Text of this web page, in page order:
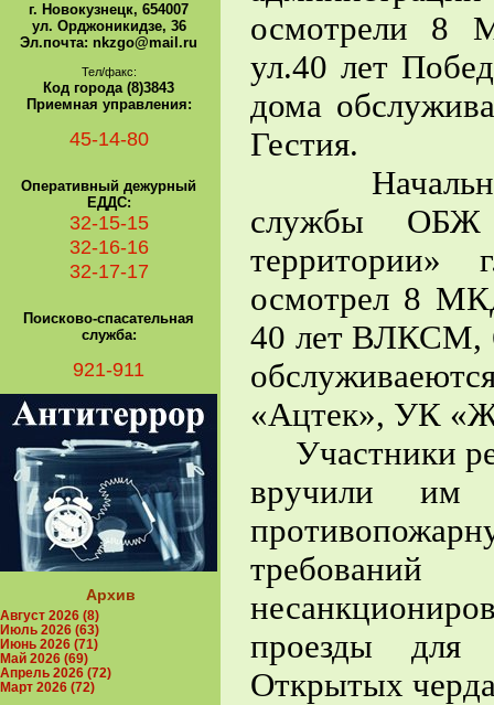
осмотрели 8
ул.40 лет
дома
Гестия.
Начальник
службы
осмотрел 8
40 лет ВЛКСМ,
«Ацтек», УК
Участники
вручили им
проезды для
Открытых
г. Новокузнецк, 654007
ул. Орджоникидзе, 36
Эл.почта: nkzgo@mail.ru
Тел/факс:
Код города (8)3843
Приемная управления:
45-14-80
Оперативный дежурный
ЕДДС:
32-15-15
32-16-16
32-17-17
Поисково-спасательная
служба:
921-911
Архив
Август 2026 (8)
Июль 2026 (63)
Июнь 2026 (71)
Май 2026 (69)
Апрель 2026 (72)
Март 2026 (72)